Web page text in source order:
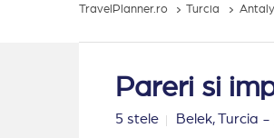
TravelPlanner.ro Turcia
Pareri si
5 stele Belek,Turcia -